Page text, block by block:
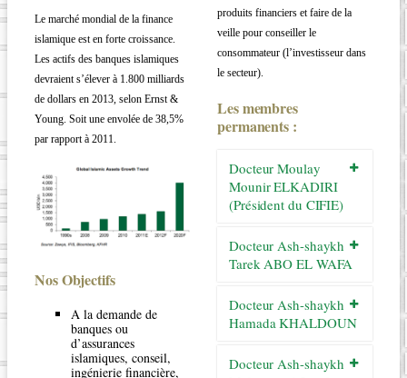
Le marché mondial de la finance
islamique est en forte croissance.
Les actifs des banques islamiques
devraient s’élever à 1.800 milliards
de dollars en 2013, selon Ernst &
Young. Soit une envolée de 38,5%
par rapport à 2011.
Nos Objectifs
A la demande de
banques ou
d’assurances
islamiques, conseil,
ingénierie financière,
produits financiers et faire de la
veille pour conseiller le
consommateur (l’investisseur dans
le secteur).
Les membres
permanents :
Docteur Moulay
Mounir ELKADIRI
(Président du CIFIE)
Docteur Ash-shaykh
Tarek ABO EL WAFA
Docteur Ash-shaykh
Hamada KHALDOUN
Docteur Ash-shaykh